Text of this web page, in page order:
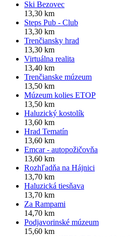
Ski Bezovec
13,30 km
Steps Pub - Club
13,30 km
Trenčiansky hrad
13,30 km
Virtuálna realita
13,40 km
Trenčianske múzeum
13,50 km
Múzeum kolies ETOP
13,50 km
Haluzický kostolík
13,60 km
Hrad Tematín
13,60 km
Emcar - autopožičovňa
13,60 km
Rozhľadňa na Hájnici
13,70 km
Haluzická tiesňava
13,70 km
Za Rampami
14,70 km
Podjavorinské múzeum
15,60 km